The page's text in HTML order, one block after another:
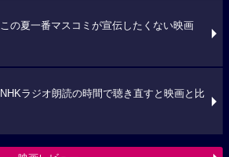
この夏一番マスコミが宣伝したくない映画
NHKラジオ朗読の時間で聴き直すと映画と比